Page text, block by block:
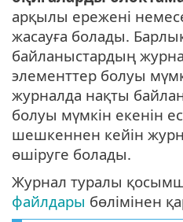
арқылы ережені
жасауға болады.
байланыстардың
элементтер болуы
журналда нақты
болуы мүмкін екенін
шешкеннен кейін
өшіруге болады.
Журнал туралы
файлдары бөлімінен